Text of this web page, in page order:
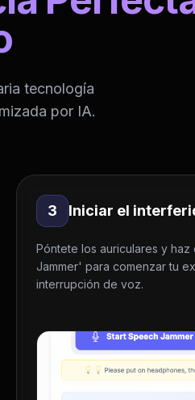
tecnología
por IA.
3 Iniciar el
Póntete los auriculares y
Jammer' para comenzar tu
interrupción de voz.